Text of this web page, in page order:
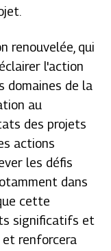
renouvelée, qui
l'action
domaines de la
au
des projets
actions
les défis
dans
cette
significatifs et
et renforcera